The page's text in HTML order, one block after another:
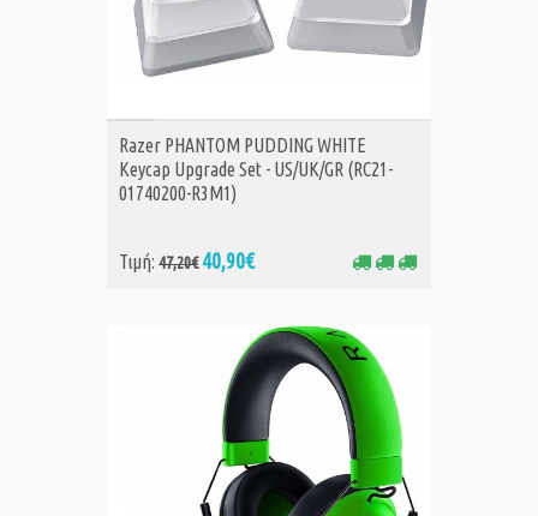
ΑΓΟΡΑ
Razer PHANTOM PUDDING WHITE
Keycap Upgrade Set - US/UK/GR (RC21-
01740200-R3M1)
Τιμή: 47,20€ 40,90€